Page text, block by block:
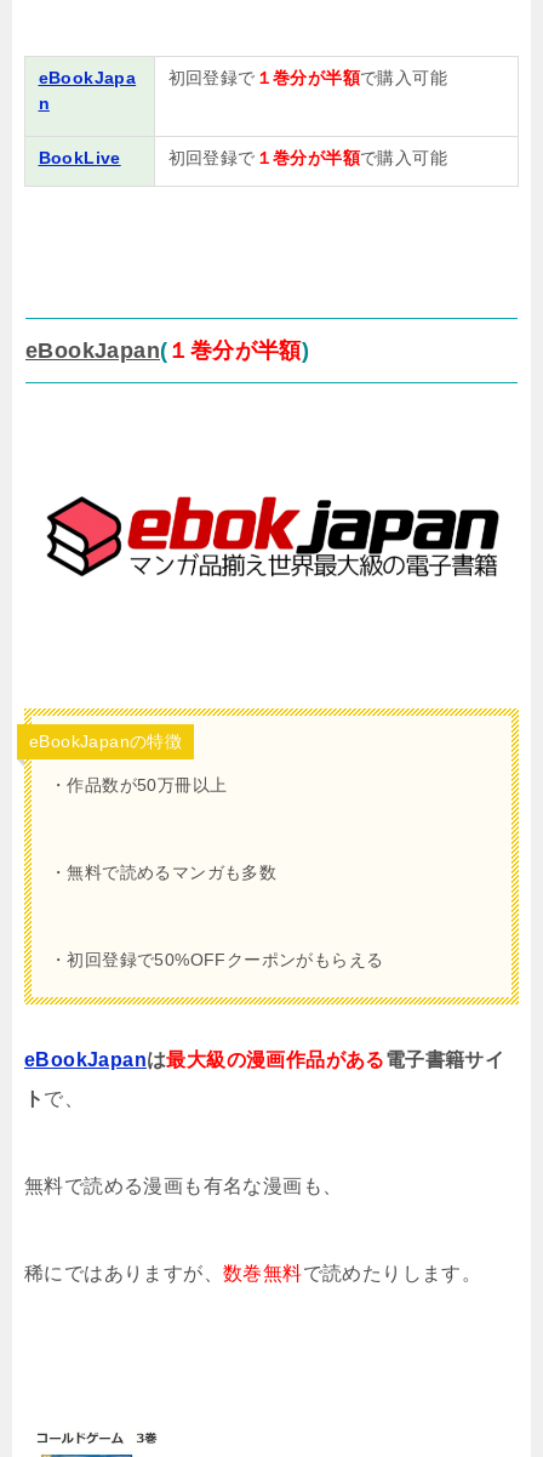
eBookJapa
n
初回登録で １巻分が半額で購入可能
BookLive 初回登録で １巻分が半額で購入可能
eBookJapan( １ 巻分が半額)
eBookJapanの特徴
・作品数が50万冊以上
・無料で読めるマンガも多数
・初回登録で50%OFFクーポンがもらえる
eBookJapanは最大級の漫画作品がある電子書籍サイ
ト で、
無料で読める漫画も有名な漫画も、
稀にではありますが、 数巻無料で読めたりします。